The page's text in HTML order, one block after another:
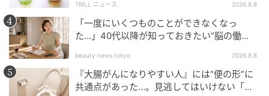
いずれ元の綺麗な爪に戻ります」
爪にすじができる主な原因
皮膚科専門医カラン・ラル医学博士によると、爪のす
TRILL ニュース 2026.8.8
「一度にいくつものことができなくなっ
た…」40代以降が知っておきたい“脳の働
beauty news tokyo 2026.8.8
『大腸がんになりやすい人』には“便の形”に
共通点があった…。見逃してはいけない「危